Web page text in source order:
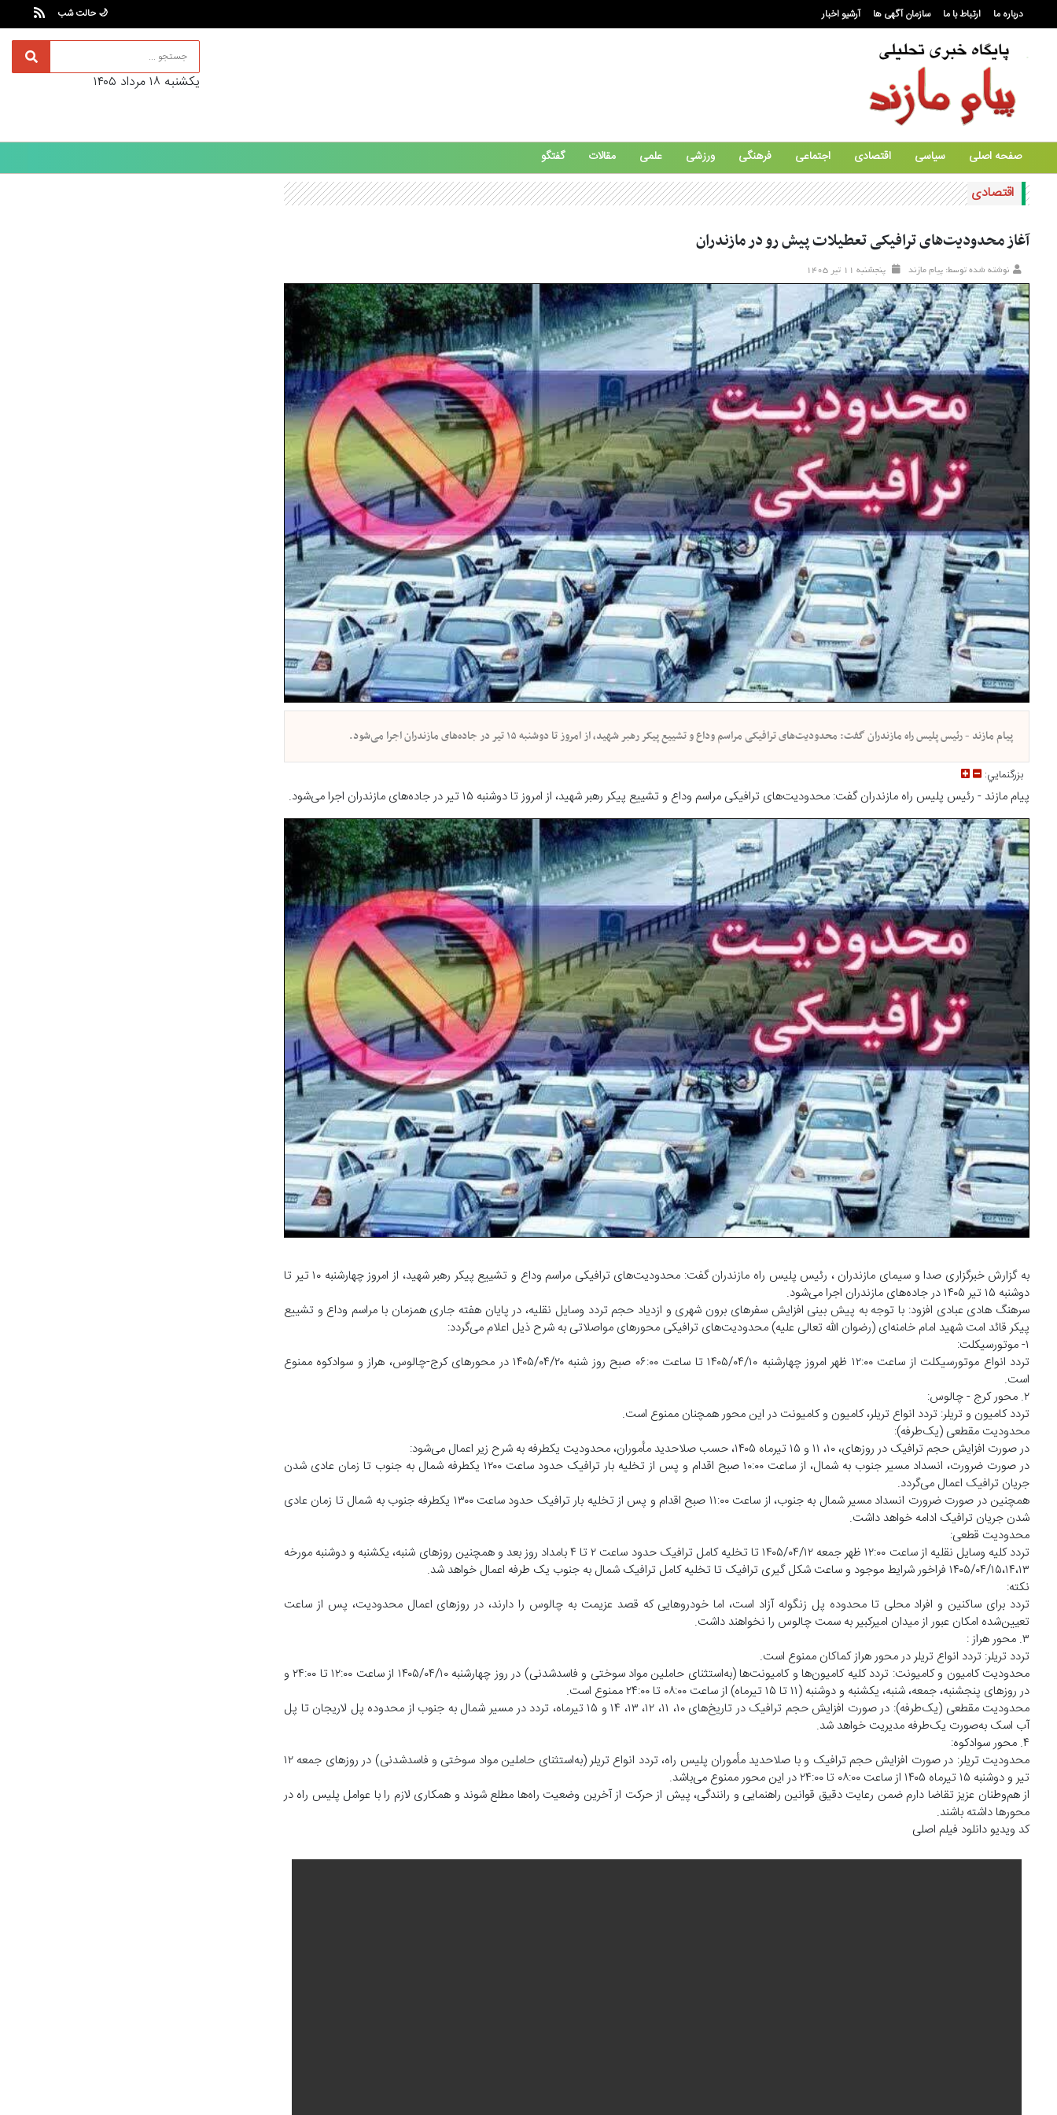
درباره ما ارتباط با ما سازمان آگهی ها آرشیو اخبار 🌙 حالت شب
يکشنبه ۱۸ مرداد ۱۴۰۵
صفحه اصلی سیاسی اقتصادی اجتماعی فرهنگی ورزشی علمی مقالات گفتگو
اقتصادی
آغاز محدودیت‌های ترافیکی تعطیلات پیش رو در مازندران
نوشته شده توسط: پیام مازند پنجشنبه ۱۱ تير ۱۴۰۵
پیام مازند - رئیس پلیس راه مازندران گفت: محدودیت‌های ترافیکی مراسم وداع و تشییع پیکر رهبر شهید، از امروز تا دوشنبه ۱۵ تیر در جاده‌های مازندران اجرا می‌شود.
بزرگنمايي:
پیام مازند - رئیس پلیس راه مازندران گفت: محدودیت‌های ترافیکی مراسم وداع و تشییع پیکر رهبر شهید، از امروز تا دوشنبه ۱۵ تیر در جاده‌های مازندران اجرا می‌شود.
به گزارش خبرگزاری صدا و سیمای مازندران ، رئیس پلیس راه مازندران گفت: محدودیت‌های ترافیکی مراسم وداع و تشییع پیکر رهبر شهید، از امروز چهارشنبه ۱۰ تیر تا
دوشنبه ۱۵ تیر ۱۴۰۵ در جاده‌های مازندران اجرا می‌شود.
سرهنگ هادی عبادی افزود: با توجه به پیش بینی افزایش سفر‌های برون شهری و ازدیاد حجم تردد وسایل نقلیه، در پایان هفته جاری همزمان با مراسم وداع و تشییع
پیکر قائد امت شهید امام خامنه‌ای (رضوان الله تعالی علیه) محدودیت‌های ترافیکی محور‌های مواصلاتی به شرح ذیل اعلام می‌گردد:
۱- موتورسیکلت:
تردد انواع موتورسیکلت از ساعت ۱۲:۰۰ ظهر امروز چهارشنبه ۱۴۰۵/۰۴/۱۰ تا ساعت ۰۶:۰۰ صبح روز شنبه ۱۴۰۵/۰۴/۲۰ در محور‌های کرج-چالوس، هراز و سوادکوه ممنوع
است.
۲. محور کرج - چالوس:
تردد کامیون و تریلر: تردد انواع تریلر، کامیون و کامیونت در این محور همچنان ممنوع است.
محدودیت مقطعی (یک‌طرفه):
در صورت افزایش حجم ترافیک در روز‌های، ۱۰، ۱۱ و ۱۵ تیرماه ۱۴۰۵، حسب صلاحدید مأموران، محدودیت یکطرفه به شرح زیر اعمال می‌شود:
در صورت ضرورت، انسداد مسیر جنوب به شمال، از ساعت ۱۰:۰۰ صبح اقدام و پس از تخلیه بار ترافیک حدود ساعت ۱۲۰۰ یکطرفه شمال به جنوب تا زمان عادی شدن
جریان ترافیک اعمال می‌گردد.
همچنین در صورت ضرورت انسداد مسیر شمال به جنوب، از ساعت ۱۱:۰۰ صبح اقدام و پس از تخلیه بار ترافیک حدود ساعت ۱۳۰۰ یکطرفه جنوب به شمال تا زمان عادی
شدن جریان ترافیک ادامه خواهد داشت.
محدودیت قطعی:
تردد کلیه وسایل نقلیه از ساعت ۱۲:۰۰ ظهر جمعه ۱۴۰۵/۰۴/۱۲ تا تخلیه کامل ترافیک حدود ساعت ۲ تا ۴ بامداد روز بعد و همچنین روز‌های شنبه، یکشنبه و دوشنبه مورخه
۱۴۰۵/۰۴/۱۵،۱۴،۱۳ فراخور شرایط موجود و ساعت شکل گیری ترافیک تا تخلیه کامل ترافیک شمال به جنوب یک طرفه اعمال خواهد شد.
نکته:
تردد برای ساکنین و افراد محلی تا محدوده پل زنگوله آزاد است، اما خودرو‌هایی که قصد عزیمت به چالوس را دارند، در روز‌های اعمال محدودیت، پس از ساعت
تعیین‌شده امکان عبور از میدان امیرکبیر به سمت چالوس را نخواهند داشت.
۳. محور هراز :
تردد تریلر: تردد انواع تریلر در محور هراز کماکان ممنوع است.
محدودیت کامیون و کامیونت: تردد کلیه کامیون‌ها و کامیونت‌ها (به‌استثنای حاملین مواد سوختی و فاسدشدنی) در روز چهارشنبه ۱۴۰۵/۰۴/۱۰ از ساعت ۱۲:۰۰ تا ۲۴:۰۰ و
در روز‌های پنجشنبه، جمعه، شنبه، یکشنبه و دوشنبه (۱۱ تا ۱۵ تیرماه) از ساعت ۰۸:۰۰ تا ۲۴:۰۰ ممنوع است.
محدودیت مقطعی (یک‌طرفه): در صورت افزایش حجم ترافیک در تاریخ‌های ۱۰، ۱۱، ۱۲، ۱۳، ۱۴ و ۱۵ تیرماه، تردد در مسیر شمال به جنوب از محدوده پل لاریجان تا پل
آب اسک به‌صورت یک‌طرفه مدیریت خواهد شد.
۴. محور سوادکوه:
محدودیت تریلر: در صورت افزایش حجم ترافیک و با صلاحدید مأموران پلیس راه، تردد انواع تریلر (به‌استثنای حاملین مواد سوختی و فاسدشدنی) در روز‌های جمعه ۱۲
تیر و دوشنبه ۱۵ تیرماه ۱۴۰۵ از ساعت ۰۸:۰۰ تا ۲۴:۰۰ در این محور ممنوع می‌باشد.
از هم‌وطنان عزیز تقاضا دارم ضمن رعایت دقیق قوانین راهنمایی و رانندگی، پیش از حرکت از آخرین وضعیت راه‌ها مطلع شوند و همکاری لازم را با عوامل پلیس راه در
محور‌ها داشته باشند.
کد ویدیو دانلود فیلم اصلی